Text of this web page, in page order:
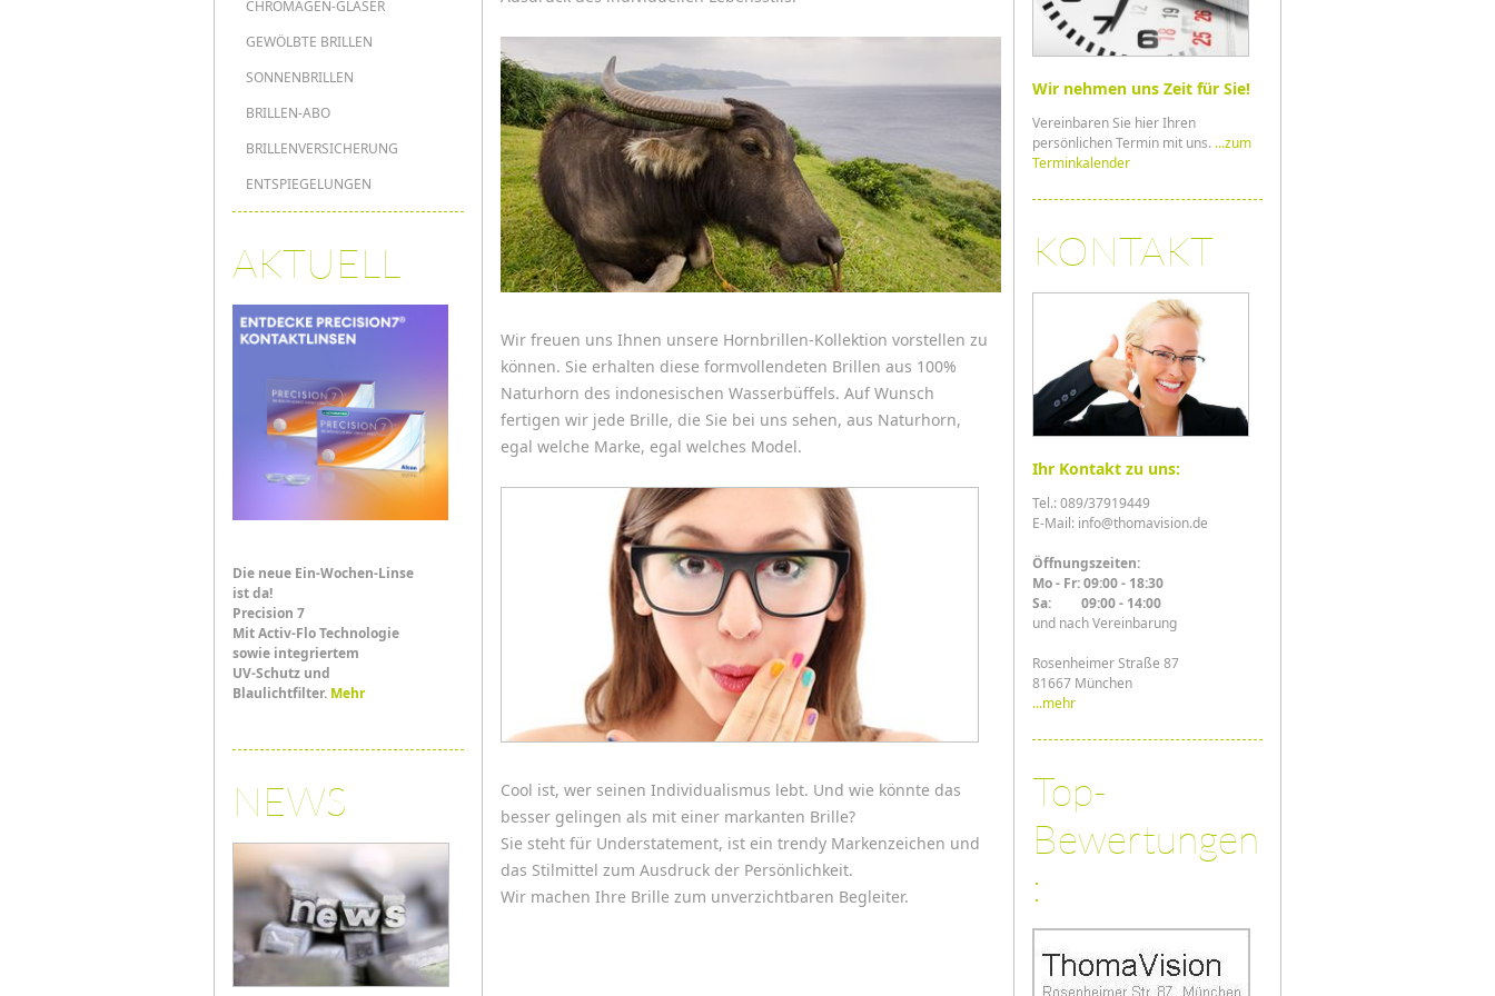
Wir freuen uns Ihnen unsere Hornbrillen-Kollektion vorstellen zu
können. Sie erhalten diese formvollendeten Brillen aus 100%
Naturhorn des indonesischen Wasserbüffels. Auf Wunsch
fertigen wir jede Brille, die Sie bei uns sehen, aus Naturhorn,
egal welche Marke, egal welches Model.
Cool ist, wer seinen Individualismus lebt. Und wie könnte das
besser gelingen als mit einer markanten Brille?
Sie steht für Understatement, ist ein trendy Markenzeichen und
das Stilmittel zum Ausdruck der Persönlichkeit.
Wir machen Ihre Brille zum unverzichtbaren Begleiter.
CHROMAGEN-GLÄSER
GEWÖLBTE BRILLEN
SONNENBRILLEN
BRILLEN-ABO
BRILLENVERSICHERUNG
ENTSPIEGELUNGEN
AKTUELL
Die neue Ein-Wochen-Linse
ist da!
Precision 7
Mit Activ-Flo Technologie
sowie integriertem
UV-Schutz und
Blaulichtfilter. Mehr
NEWS
Wir nehmen uns Zeit für Sie!
Vereinbaren Sie hier Ihren
persönlichen Termin mit uns. ...zum
Terminkalender
KONTAKT
Ihr Kontakt zu uns:
Tel.: 089/37919449
E-Mail: info@thomavision.de
Öffnungszeiten:
Mo - Fr: 09:00 - 18:30
Sa: 09:00 - 14:00
und nach Vereinbarung
Rosenheimer Straße 87
81667 München
...mehr
Top-
Bewertungen
: